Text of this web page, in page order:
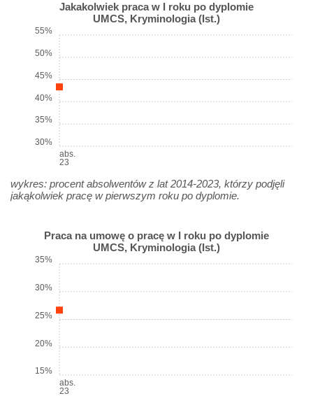
Jakakolwiek praca w I roku po dyplomie
UMCS, Kryminologia (Ist.)
abs.
23
30%
35%
40%
45%
50%
55%
wykres: procent absolwentów z lat 2014-2023, którzy podjęli
jakąkolwiek pracę w pierwszym roku po dyplomie.
Praca na umowę o pracę w I roku po dyplomie
UMCS, Kryminologia (Ist.)
abs.
23
15%
20%
25%
30%
35%